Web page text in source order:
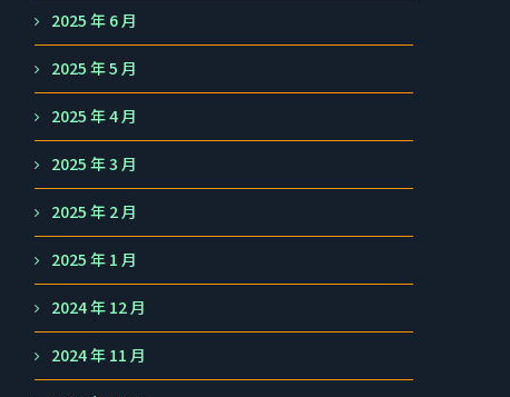
2025 年 6 月
2025 年 5 月
2025 年 4 月
2025 年 3 月
2025 年 2 月
2025 年 1 月
2024 年 12 月
2024 年 11 月